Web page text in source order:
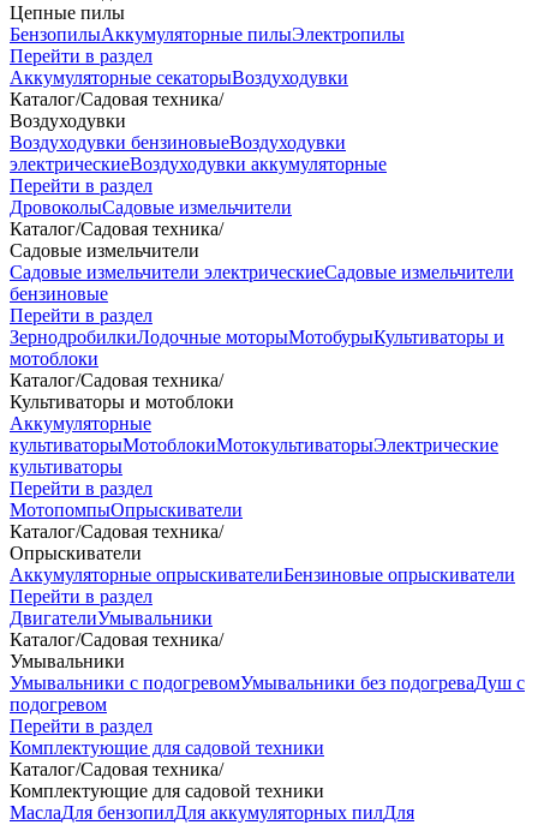
Цепные пилы
БензопилыАккумуляторные пилыЭлектропилы
Перейти в раздел
Аккумуляторные секаторыВоздуходувки
Каталог/Садовая техника/
Воздуходувки
Воздуходувки бензиновыеВоздуходувки
электрическиеВоздуходувки аккумуляторные
Перейти в раздел
ДровоколыСадовые измельчители
Каталог/Садовая техника/
Садовые измельчители
Садовые измельчители электрическиеСадовые измельчители
бензиновые
Перейти в раздел
ЗернодробилкиЛодочные моторыМотобурыКультиваторы и
мотоблоки
Каталог/Садовая техника/
Культиваторы и мотоблоки
Аккумуляторные
культиваторыМотоблокиМотокультиваторыЭлектрические
культиваторы
Перейти в раздел
МотопомпыОпрыскиватели
Каталог/Садовая техника/
Опрыскиватели
Аккумуляторные опрыскивателиБензиновые опрыскиватели
Перейти в раздел
ДвигателиУмывальники
Каталог/Садовая техника/
Умывальники
Умывальники с подогревомУмывальники без подогреваДуш с
подогревом
Перейти в раздел
Комплектующие для садовой техники
Каталог/Садовая техника/
Комплектующие для садовой техники
МаслаДля бензопилДля аккумуляторных пилДля